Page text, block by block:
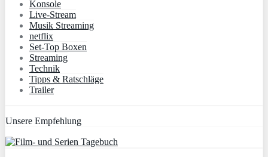
Konsole
Live-Stream
Musik Streaming
netflix
Set-Top Boxen
Streaming
Technik
Tipps & Ratschläge
Trailer
Unsere Empfehlung